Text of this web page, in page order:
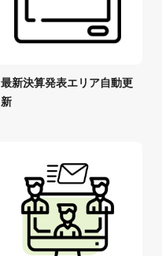
最新決算発表エリア自動更
新